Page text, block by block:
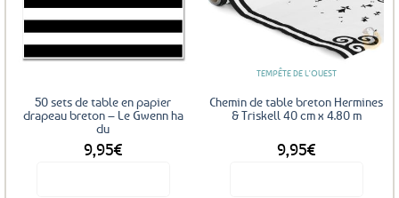
Ajouter
aux
favoris
50 sets de table en papier
drapeau breton – Le Gwenn ha
du
9,95€
Ajouter
aux
favoris
TEMPÊTE DE L'OUEST
Chemin de table breton Hermines
& Triskell 40 cm x 4.80 m
9,95€